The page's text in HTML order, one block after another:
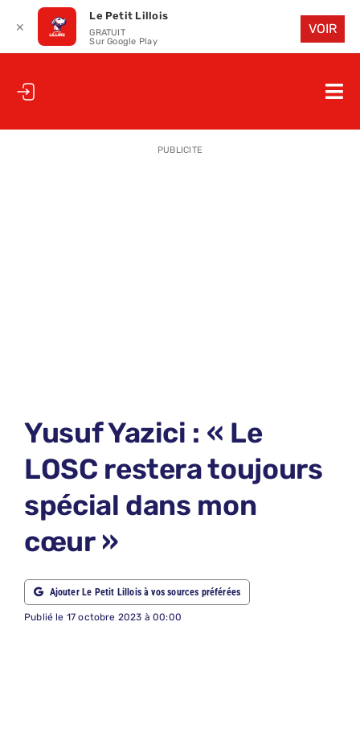
à
NOUS
PUBLICITE
Yusuf Yazici : « Le
LOSC restera toujours
spécial dans mon
cœur »
Ajouter Le Petit Lillois à vos sources préférées
Publié le 17 octobre 2023 à 00:00
✕
Le Petit Lillois
GRATUIT
Sur Google Play
VOIR